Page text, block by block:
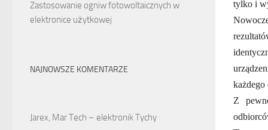
tylko i
każdego
Z
Zastosowanie ogniw fotowoltaicznych w
elektronice użytkowej
NAJNOWSZE KOMENTARZE
Jarex, Mar Tech – elektronik Tychy